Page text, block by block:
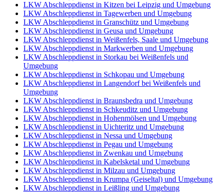
LKW Abschleppdienst in Kitzen bei Leipzig und Umgebung
LKW Abschleppdienst in Tagewerben und Umgebung
LKW Abschleppdienst in Granschütz und Umgebung
LKW Abschleppdienst in Geusa und Umgebung
LKW Abschleppdienst in Weißenfels, Saale und Umgebung
LKW Abschleppdienst in Markwerben und Umgebung
LKW Abschleppdienst in Storkau bei Weißenfels und
Umgebung
LKW Abschleppdienst in Schkopau und Umgebung
LKW Abschleppdienst in Langendorf bei Weißenfels und
Umgebung
LKW Abschleppdienst in Braunsbedra und Umgebung
LKW Abschleppdienst in Schkeuditz und Umgebung
LKW Abschleppdienst in Hohenmölsen und Umgebung
LKW Abschleppdienst in Uichteritz und Umgebung
LKW Abschleppdienst in Nessa und Umgebung
LKW Abschleppdienst in Pegau und Umgebung
LKW Abschleppdienst in Zwenkau und Umgebung
LKW Abschleppdienst in Kabelsketal und Umgebung
LKW Abschleppdienst in Milzau und Umgebung
LKW Abschleppdienst in Krumpa (Geiseltal) und Umgebung
LKW Abschleppdienst in Leißling und Umgebung